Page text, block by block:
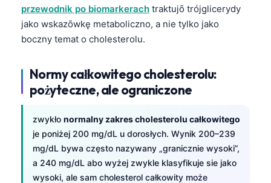
przewodnik po biomarkerach traktujō trójglicerydy
jako wskazōwkę metaboliczno, a nie tylko jako
boczny temat o cholesterolu.
Normy całkowitego cholesterolu:
pożyteczne, ale ograniczone
zwykło normalny zakres cholesterolu całkowitego
je poniżej 200 mg/dL u dorosłych. Wynik 200–239
mg/dL bywa często nazywany „granicznie wysoki”,
a 240 mg/dL abo wyżej zwykle klasyfikuje sie jako
wysoki, ale sam cholesterol całkowity może